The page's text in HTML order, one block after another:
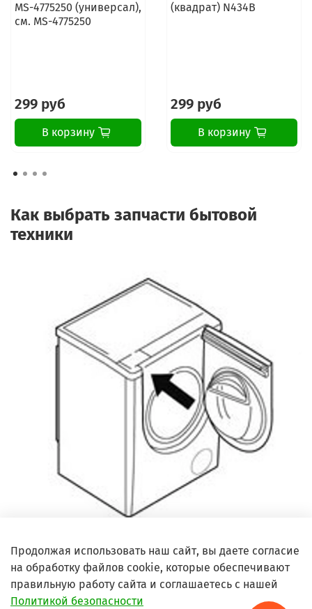
MS-4775250 (универсал),
см. MS-4775250
299 руб
В корзину
(квадрат) N434B
299 руб
В корзину
Как выбрать запчасти бытовой
техники
Что такое шильдик и где его искать?
Продолжая использовать наш сайт, вы даете согласие
на обработку файлов cookie, которые обеспечивают
правильную работу сайта и соглашаетесь с нашей
Политикой безопасности